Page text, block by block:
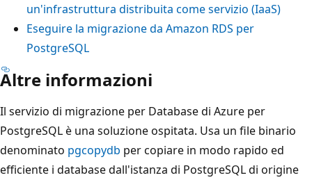
un'infrastruttura distribuita come servizio (IaaS)
Eseguire la migrazione da Amazon RDS per
PostgreSQL
Altre informazioni
Il servizio di migrazione per Database di Azure per
PostgreSQL è una soluzione ospitata. Usa un file binario
denominato pgcopydb per copiare in modo rapido ed
efficiente i database dall'istanza di PostgreSQL di origine